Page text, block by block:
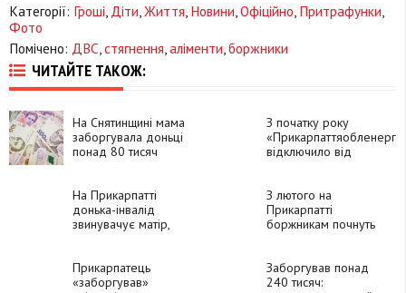
Категорії: Гроші Діти Життя Новини Офіційно Притрафунки
Фото
Помічено: ДВС стягнення аліменти боржники
ЧИТАЙТЕ ТАКОЖ:
На Снятинщині мама
заборгувала доньці
понад 80 тисяч
З початку року
відключило від
боржників
На Прикарпатті
донька-інвалід
звинувачує матір,
у несплаті аліментів
З лютого на
Прикарпатті
боржникам почнуть
Прикарпатець
«заборгував»
Заборгував понад
240 тисяч: